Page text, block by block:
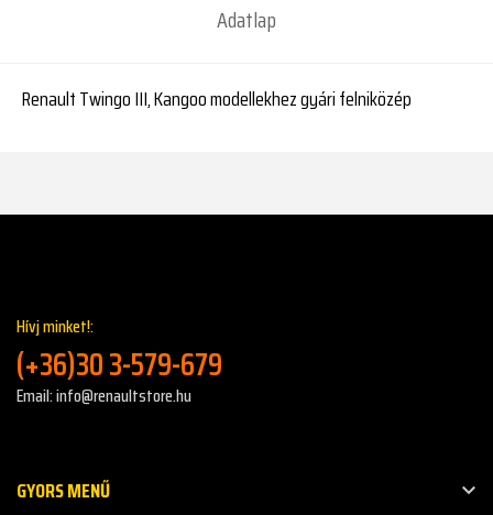
Adatlap
Renault Twingo III, Kangoo modellekhez gyári felniközép
Hívj minket!:
(+36)30 3-579-679
Email: info@renaultstore.hu
GYORS MENŰ 